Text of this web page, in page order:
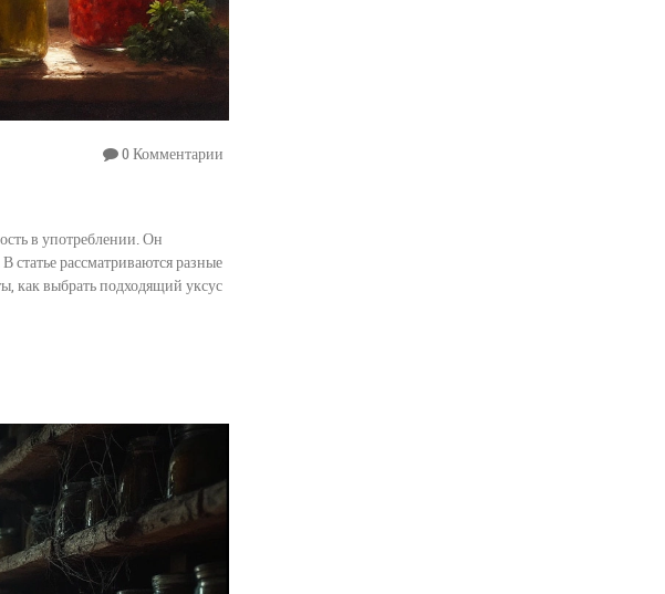
0 Комментарии
в употреблении. Он
статье рассматриваются разные
как выбрать подходящий уксус